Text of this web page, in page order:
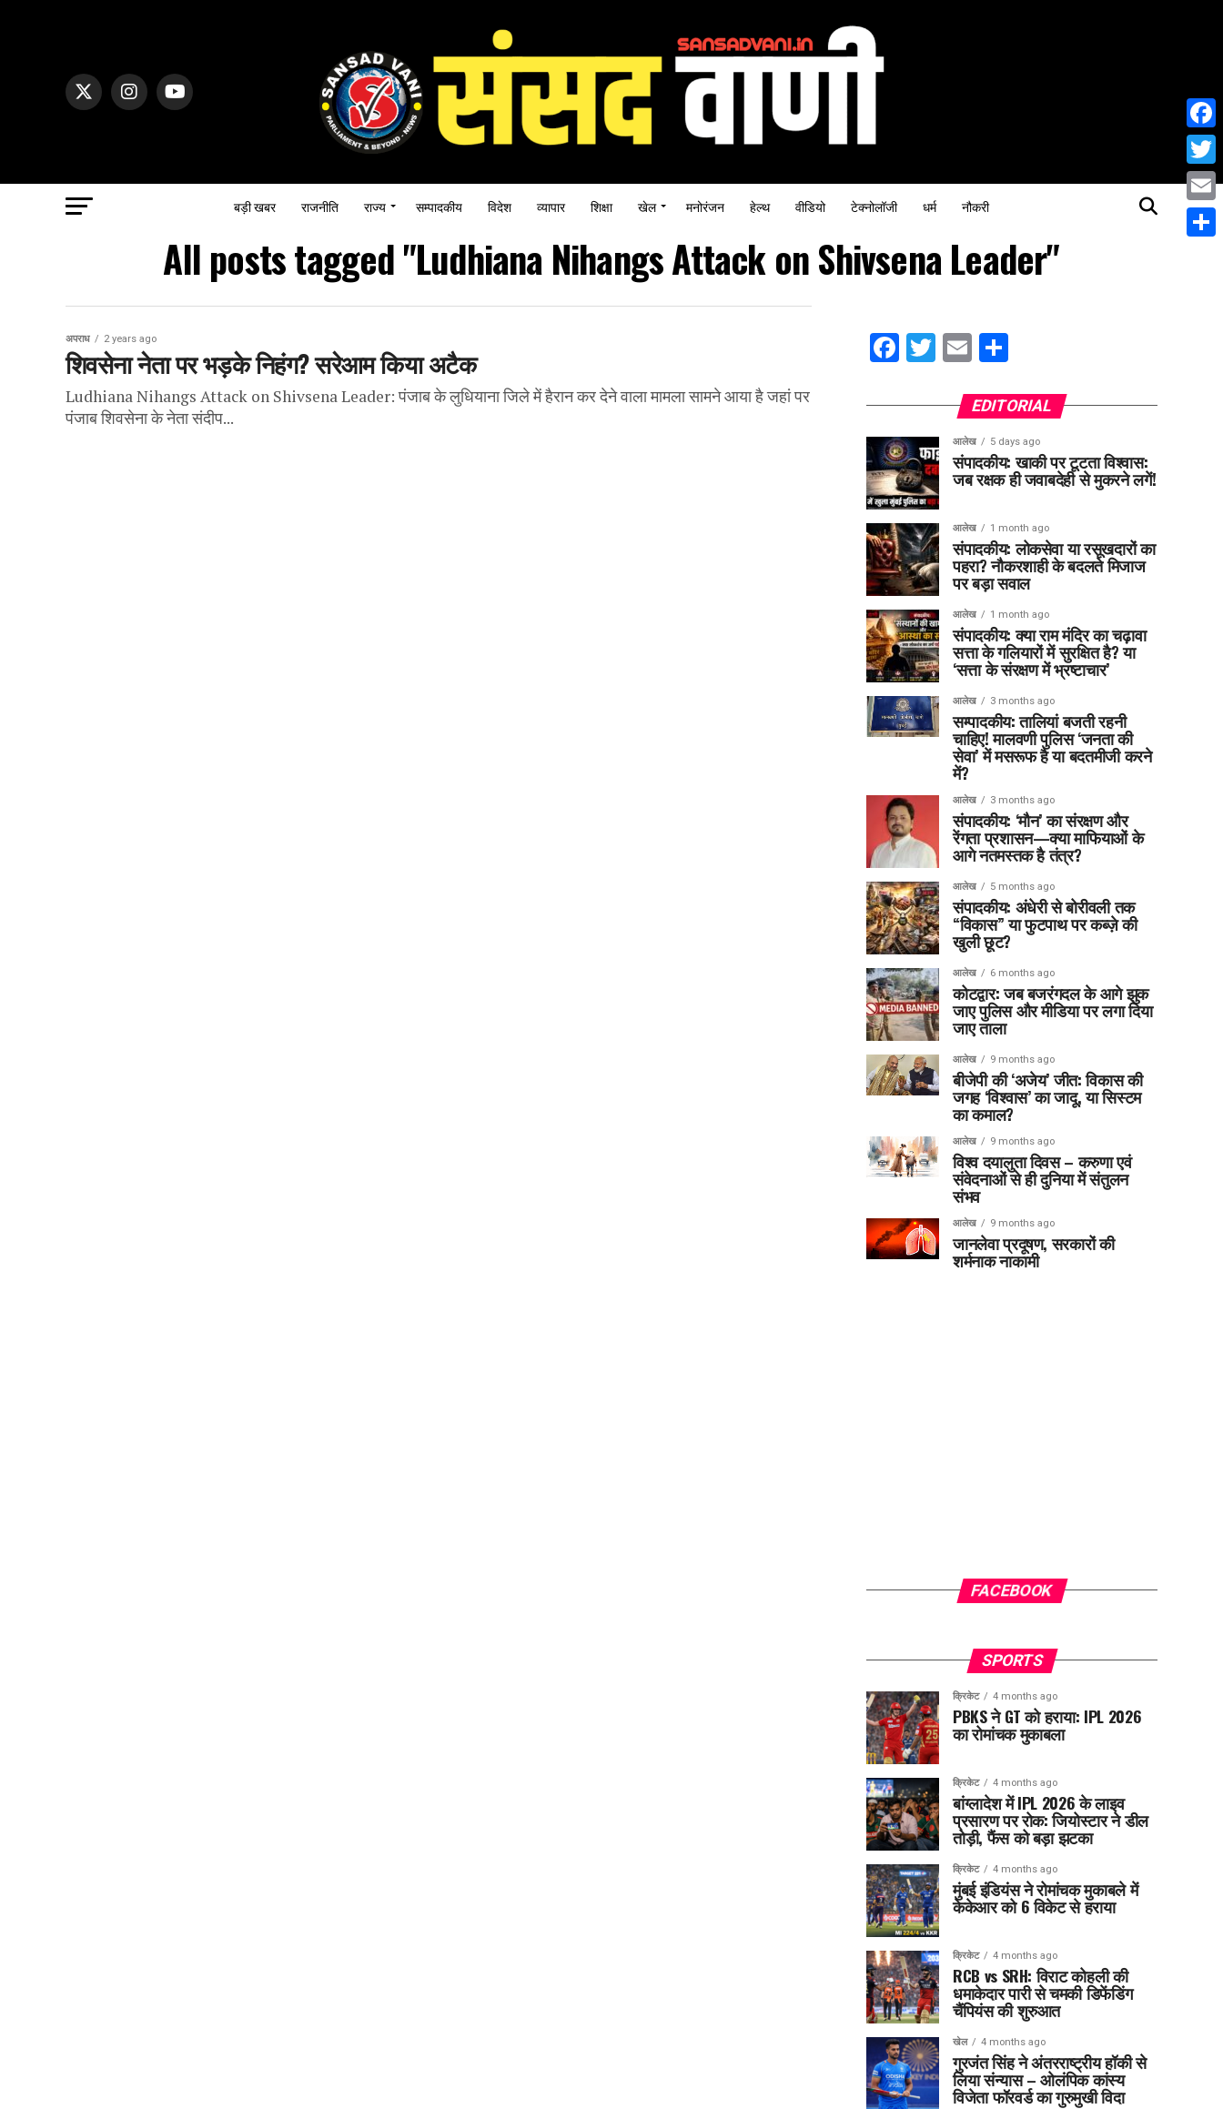
बड़ी खबर राजनीति राज्य सम्पादकीय विदेश व्यापार शिक्षा खेल मनोरंजन हेल्थ वीडियो टेक्नोलॉजी धर्म नौकरी
All posts tagged "Ludhiana Nihangs Attack on Shivsena Leader"
अपराध 2 years ago
शिवसेना नेता पर भड़के निहंग? सरेआम किया अटैक
Ludhiana Nihangs Attack on Shivsena Leader: पंजाब के लुधियाना जिले में हैरान कर देने वाला मामला सामने आया है जहां पर
पंजाब शिवसेना के नेता संदीप...
Facebook
Twitter
Email
EDITORIAL
आलेख 5 days ago
संपादकीय: खाकी पर टूटता विश्वास:
जब रक्षक ही जवाबदेही से मुकरने लगें!
आलेख 1 month ago
संपादकीय: लोकसेवा या रसूखदारों का
पहरा? नौकरशाही के बदलते मिजाज
पर बड़ा सवाल
आलेख 1 month ago
संपादकीय: क्या राम मंदिर का चढ़ावा
सत्ता के गलियारों में सुरक्षित है? या
‘सत्ता के संरक्षण में भ्रष्टाचार’
आलेख 3 months ago
सम्पादकीय: तालियां बजती रहनी
चाहिए! मालवणी पुलिस ‘जनता की
सेवा’ में मसरूफ है या बदतमीजी करने
में?
आलेख 3 months ago
संपादकीय: ‘मौन’ का संरक्षण और
रेंगता प्रशासन—क्या माफियाओं के
आगे नतमस्तक है तंत्र?
आलेख 5 months ago
संपादकीय: अंधेरी से बोरीवली तक
“विकास” या फुटपाथ पर कब्ज़े की
खुली छूट?
आलेख 6 months ago
कोटद्वार: जब बजरंगदल के आगे झुक
जाए पुलिस और मीडिया पर लगा दिया
जाए ताला
आलेख 9 months ago
बीजेपी की ‘अजेय’ जीत: विकास की
जगह ‘विश्वास’ का जादू, या सिस्टम
का कमाल?
आलेख 9 months ago
विश्व दयालुता दिवस – करुणा एवं
संवेदनाओं से ही दुनिया में संतुलन
संभव
आलेख 9 months ago
जानलेवा प्रदूषण, सरकारों की
शर्मनाक नाकामी
FACEBOOK
SPORTS
क्रिकेट 4 months ago
PBKS ने GT को हराया: IPL 2026
का रोमांचक मुकाबला
क्रिकेट 4 months ago
बांग्लादेश में IPL 2026 के लाइव
प्रसारण पर रोक: जियोस्टार ने डील
तोड़ी, फैंस को बड़ा झटका
क्रिकेट 4 months ago
मुंबई इंडियंस ने रोमांचक मुकाबले में
केकेआर को 6 विकेट से हराया
क्रिकेट 4 months ago
RCB vs SRH: विराट कोहली की
धमाकेदार पारी से चमकी डिफेंडिंग
चैंपियंस की शुरुआत
खेल 4 months ago
गुरजंत सिंह ने अंतरराष्ट्रीय हॉकी से
लिया संन्यास – ओलंपिक कांस्य
विजेता फॉरवर्ड का गुरुमुखी विदा
Email